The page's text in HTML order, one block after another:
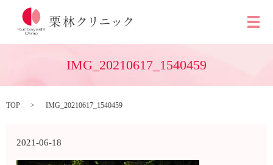
メ
IMG_20210617_1540459
TOP IMG_20210617_1540459
2021-06-18